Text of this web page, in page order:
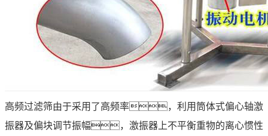
高频过滤筛由于采用了高频率，利用筒体式偏心轴激
振器及偏块调节振幅，激振器上不平衡重物的离心惯性